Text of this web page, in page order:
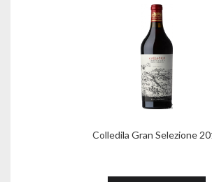
Colledila Gran Selezione